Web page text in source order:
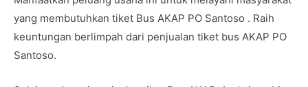
yang membutuhkan tiket Bus AKAP PO Santoso . Raih
keuntungan berlimpah dari penjualan tiket bus AKAP PO
Santoso.